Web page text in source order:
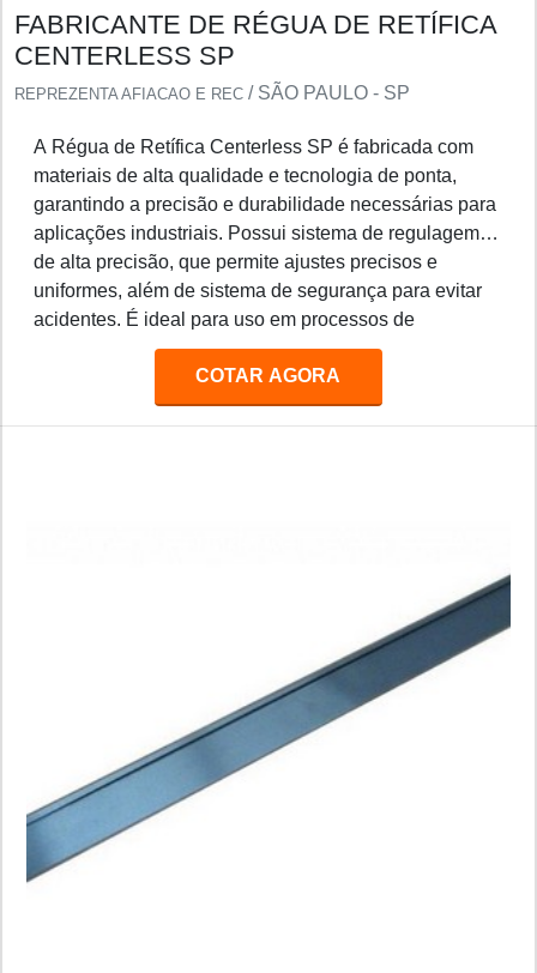
FABRICANTE DE RÉGUA DE RETÍFICA
CENTERLESS SP
REPREZENTA AFIACAO E REC / SÃO PAULO - SP
A Régua de Retífica Centerless SP é fabricada com
materiais de alta qualidade e tecnologia de ponta,
garantindo a precisão e durabilidade necessárias para
aplicações industriais. Possui sistema de regulagem
de alta precisão, que permite ajustes precisos e
uniformes, além de sistema de segurança para evitar
acidentes. É ideal para uso em processos de
retificação de peças de precisão, como eixos, pinos,
COTAR AGORA